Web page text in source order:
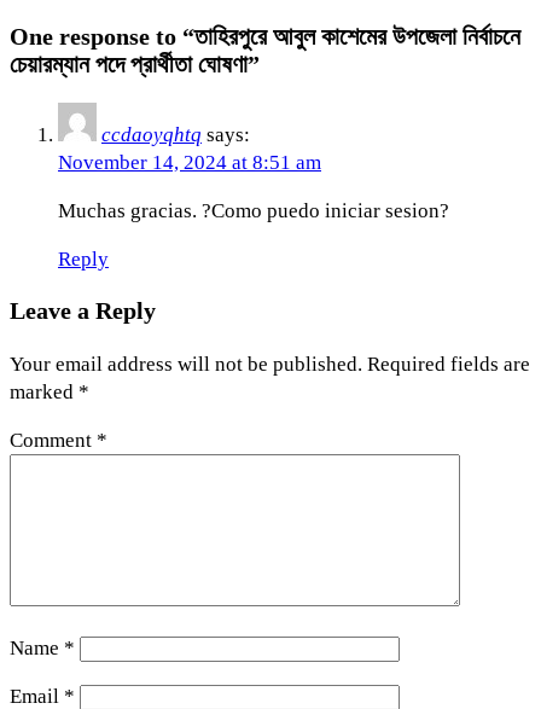
One response to “তাহিরপুরে আবুল কাশেমের উপজেলা নির্বাচনে
চেয়ারম্যান পদে প্রার্থীতা ঘোষণা”
ccdaoyqhtq says:
November 14, 2024 at 8:51 am
Muchas gracias. ?Como puedo iniciar sesion?
Reply
Leave a Reply
Your email address will not be published. Required fields are
marked *
Comment *
Name *
Email *